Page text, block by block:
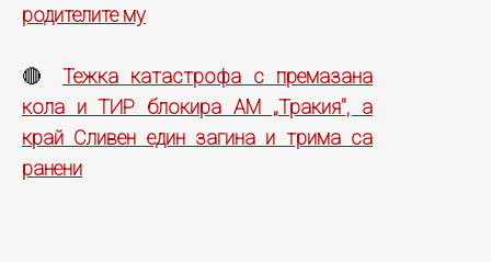
родителите му
🔴 Тежка катастрофа с премазана
кола и ТИР блокира АМ „Тракия", а
край Сливен един загина и трима са
ранени